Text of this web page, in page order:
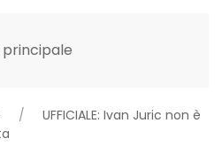
UFFICIALE: Ivan Juric non è